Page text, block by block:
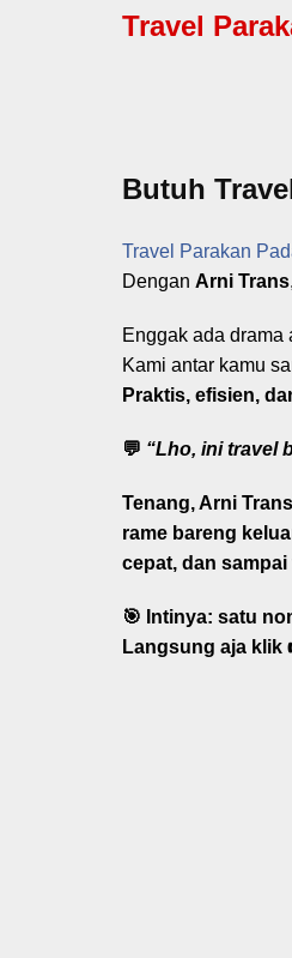
Travel
Butuh
Travel Parakan
Dengan Arni Trans
Enggak ada drama
Kami antar kamu
Praktis, efisien,
💬 “Lho, ini travel
Tenang, Arni
rame bareng
cepat, dan
🎯 Intinya: satu
Langsung aja klik